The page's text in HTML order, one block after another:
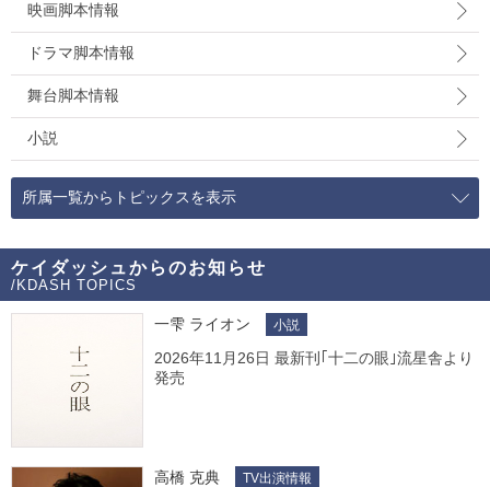
映画脚本情報
ドラマ脚本情報
舞台脚本情報
小説
所属一覧からトピックスを表示
ケイダッシュからのお知らせ
/KDASH TOPICS
一雫 ライオン 小説
2026年11月26日 最新刊｢十二の眼｣流星舎より
発売
高橋 克典 TV出演情報